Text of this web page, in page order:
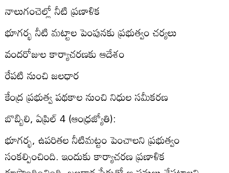
నాలుగంచెల్లో నీటి ప్రణాళిక
భూగర్భ నీటి మట్టాల పెంపునకు ప్రభుత్వం చర్యలు
వందరోజుల కార్యాచరణకు ఆదేశం
రేపటి నుంచి జలధార
కేంద్ర ప్రభుత్వ పథకాల నుంచి నిధుల సమీకరణ
బొబ్బిలి, ఏప్రిల్‌ 4 (ఆంధ్రజ్యోతి):
భూగర్భ, ఉపరితల నీటిమట్టం పెంచాలని ప్రభుత్వం
సంకల్పించింది. ఇందుకు కార్యాచరణ ప్రణాళిక